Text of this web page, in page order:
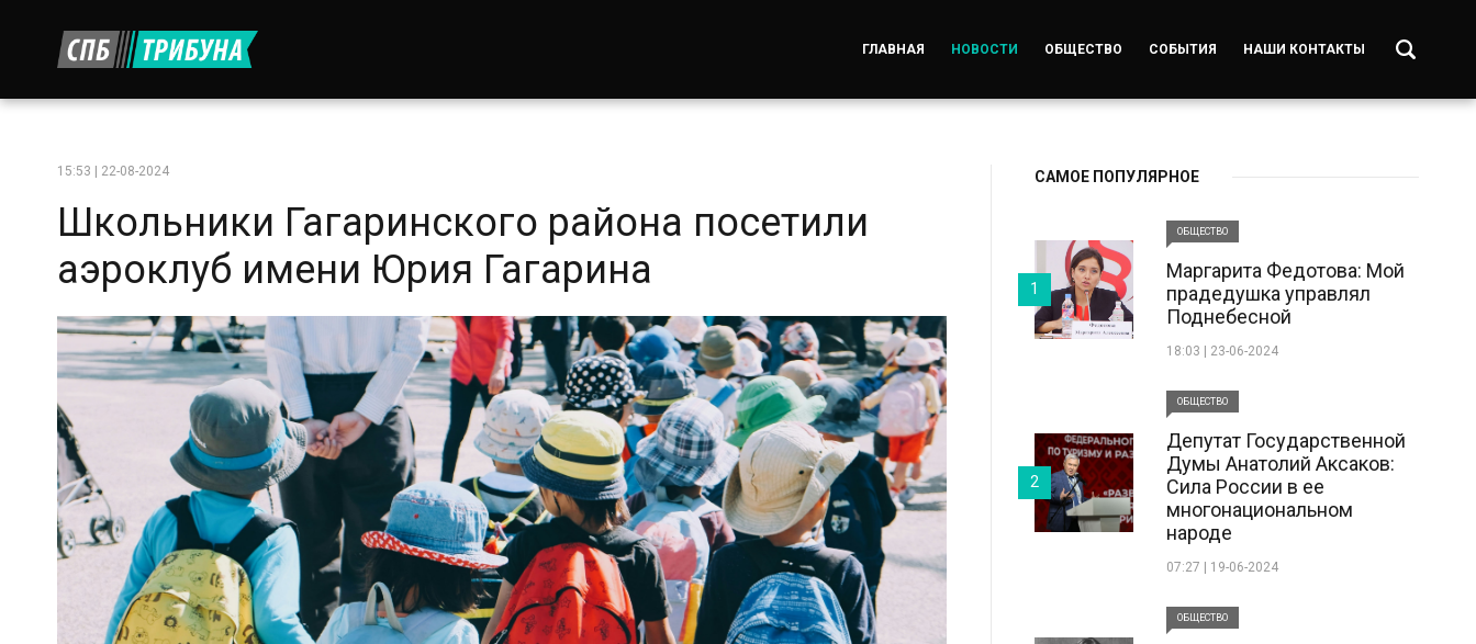
ГЛАВНАЯ НОВОСТИ ОБЩЕСТВО СОБЫТИЯ НАШИ КОНТАКТЫ
15:53 | 22-08-2024
Школьники Гагаринского района посетили
аэроклуб имени Юрия Гагарина
САМОЕ ПОПУЛЯРНОЕ
ОБЩЕСТВО
Маргарита Федотова: Мой
прадедушка управлял
Поднебесной
18:03 | 23-06-2024
1
ОБЩЕСТВО
Депутат Государственной
Думы Анатолий Аксаков:
Сила России в ее
многонациональном
народе
07:27 | 19-06-2024
2
ОБЩЕСТВО